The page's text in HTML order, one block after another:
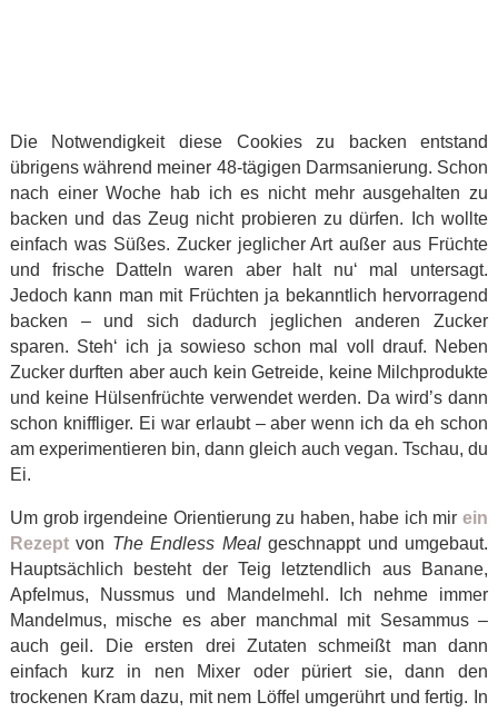
Die Notwendigkeit diese Cookies zu backen entstand
übrigens während meiner 48-tägigen Darmsanierung. Schon
nach einer Woche hab ich es nicht mehr ausgehalten zu
backen und das Zeug nicht probieren zu dürfen. Ich wollte
einfach was Süßes. Zucker jeglicher Art außer aus Früchte
und frische Datteln waren aber halt nu‘ mal untersagt.
Jedoch kann man mit Früchten ja bekanntlich hervorragend
backen – und sich dadurch jeglichen anderen Zucker
sparen. Steh‘ ich ja sowieso schon mal voll drauf. Neben
Zucker durften aber auch kein Getreide, keine Milchprodukte
und keine Hülsenfrüchte verwendet werden. Da wird’s dann
schon kniffliger. Ei war erlaubt – aber wenn ich da eh schon
am experimentieren bin, dann gleich auch vegan. Tschau, du
Ei.
Um grob irgendeine Orientierung zu haben, habe ich mirein
Rezeptvon The Endless Mealgeschnappt und umgebaut.
Hauptsächlich besteht der Teig letztendlich aus Banane,
Apfelmus, Nussmus und Mandelmehl. Ich nehme immer
Mandelmus, mische es aber manchmal mit Sesammus –
auch geil. Die ersten drei Zutaten schmeißt man dann
einfach kurz in nen Mixer oder püriert sie, dann den
trockenen Kram dazu, mit nem Löffel umgerührt und fertig. In